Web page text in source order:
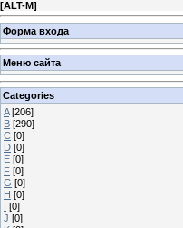
[ALT-M]
Форма входа
Меню сайта
Categories
A [206]
B [290]
C [0]
D [0]
E [0]
F [0]
G [0]
H [0]
I [0]
J [0]